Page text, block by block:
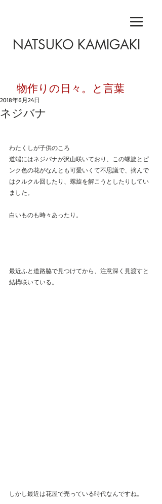
NATSUKO KAMIGAKI
​物作りの日々。と言葉
ネジバナ
2018年6月24日
わたくしが子供のころ
道端にはネジバナが沢山咲いており、この螺旋とピ
ンク色の花がなんとも可愛いくて不思議で、摘んで
はクルクル回したり、螺旋を解こうとしたりしてい
ました。
白いものも時々あったり。
最近ふと道路脇で見つけてから、注意深く見渡すと
結構咲いている。
しかし最近は花屋で売っている時代なんですね。